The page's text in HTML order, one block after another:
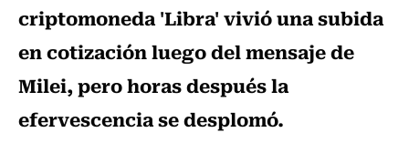
criptomoneda 'Libra' vivió una subida
en cotización luego del mensaje de
Milei, pero horas después la
efervescencia se desplomó.